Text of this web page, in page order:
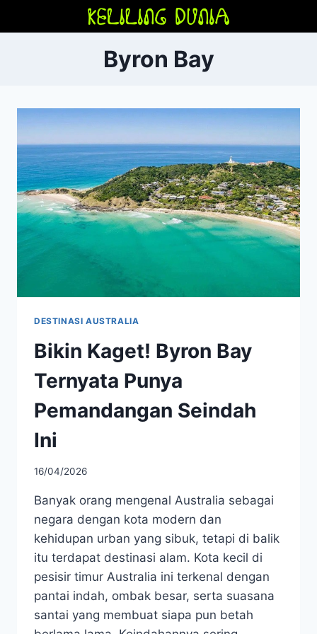
Byron Bay
DESTINASI AUSTRALIA
Bikin Kaget! Byron Bay
Ternyata Punya
Pemandangan Seindah
Ini
16/04/2026
Banyak orang mengenal Australia sebagai
negara dengan kota modern dan
kehidupan urban yang sibuk, tetapi di balik
itu terdapat destinasi alam. Kota kecil di
pesisir timur Australia ini terkenal dengan
pantai indah, ombak besar, serta suasana
santai yang membuat siapa pun betah